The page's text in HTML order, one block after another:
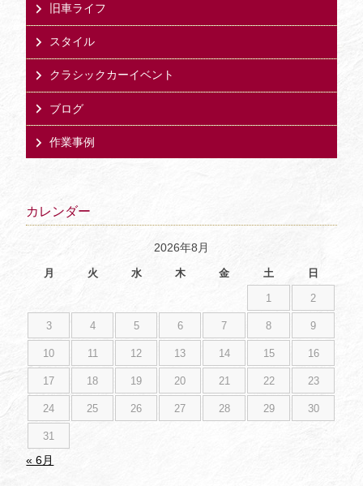
旧車ライフ
スタイル
クラシックカーイベント
ブログ
作業事例
カレンダー
2026年8月
月 火 水 木 金 土 日
1 2
3 4 5 6 7 8 9
10 11 12 13 14 15 16
17 18 19 20 21 22 23
24 25 26 27 28 29 30
31
« 6月